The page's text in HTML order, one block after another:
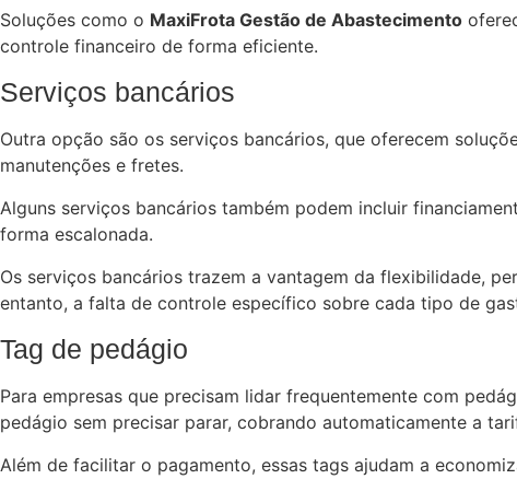
Soluções como o MaxiFrota Gestão de Abastecimento
controle financeiro de forma eficiente.
Serviços bancários
Outra opção são os serviços bancários, que oferecem
manutenções e fretes.
Alguns serviços bancários também podem incluir
forma escalonada.
Os serviços bancários trazem a vantagem da flexibilidade,
entanto, a falta de controle específico sobre cada tipo de
Tag de pedágio
Para empresas que precisam lidar frequentemente com
pedágio sem precisar parar, cobrando automaticamente a
Além de facilitar o pagamento, essas tags ajudam a